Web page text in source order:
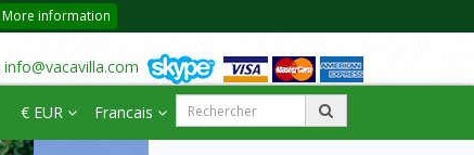
More information
info@vacavilla.com
€ EUR Francais